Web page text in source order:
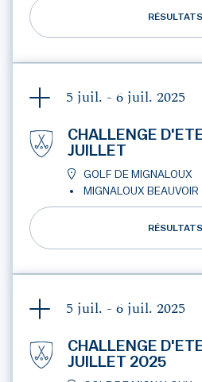
RÉSULTATS
5 juil. - 6 juil. 2025
CHALLENGE
JUILLET
GOLF DE MIGNALOUX
MIGNALOUX BEAUVOIR
RÉSULTATS
5 juil. - 6 juil. 2025
CHALLENGE
JUILLET 2025